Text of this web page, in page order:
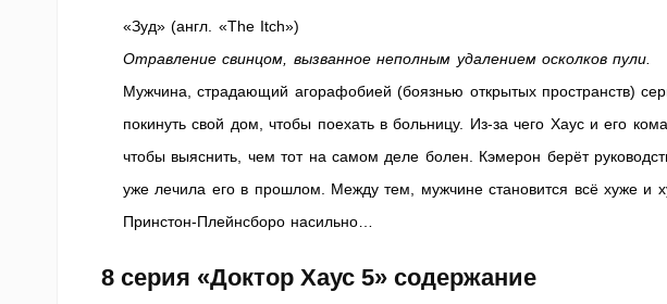
«Зуд» (англ. «The Itch»)
Отравление свинцом, вызванное неполным удалением осколков пули.
Мужчина, страдающий агорафобией (боязнью открытых пространств)
покинуть свой дом, чтобы поехать в больницу. Из-за чего Хаус и его
чтобы выяснить, чем тот на самом деле болен. Кэмерон берёт
уже лечила его в прошлом. Между тем, мужчине становится всё хуже и
Принстон-Плейнсборо насильно…
8 серия «Доктор Хаус 5» содержание